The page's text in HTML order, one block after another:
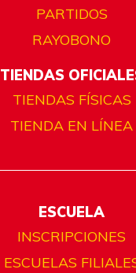
PARTIDOS
RAYOBONO
TIENDAS
TIENDAS FÍSICAS
TIENDA EN LÍNEA
ESCUELA
INSCRIPCIONES
ESCUELAS